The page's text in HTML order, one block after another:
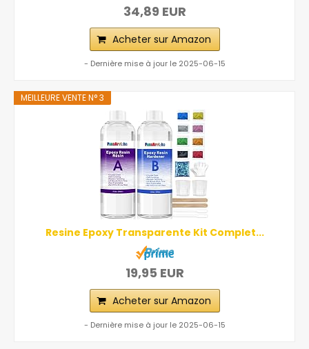
34,89 EUR
Acheter sur Amazon
- Dernière mise à jour le 2025-06-15
MEILLEURE VENTE N° 3
Resine Epoxy Transparente Kit Complet...
19,95 EUR
Acheter sur Amazon
- Dernière mise à jour le 2025-06-15